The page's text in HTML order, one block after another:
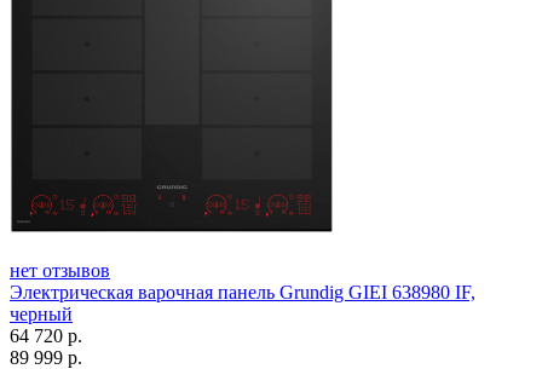
нет отзывов
Электрическая варочная панель Grundig GIEI 638980 IF,
черный
64 720 р.
89 999 р.